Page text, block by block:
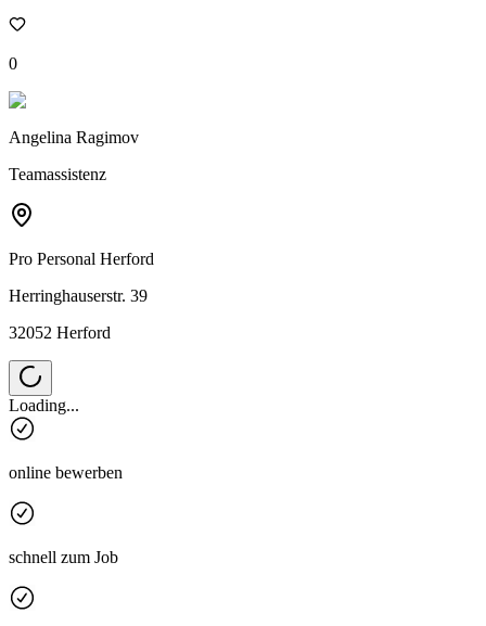
0
Angelina Ragimov
Teamassistenz
Pro Personal Herford
Herringhauserstr. 39
32052 Herford
Loading...
online bewerben
schnell zum Job